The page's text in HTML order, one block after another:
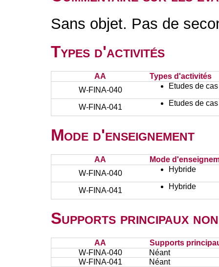
Sans objet. Pas de
Types d'activités
AA
Types d'activités
W-FINA-040
Etudes de cas
W-FINA-041 Etudes de cas
Mode d'enseignement
AA
Mode
W-FINA-040
Hybride
W-FINA-041 Hybride
Supports principaux
AA
Supports
W-FINA-040
Néant
W-FINA-041
Néant